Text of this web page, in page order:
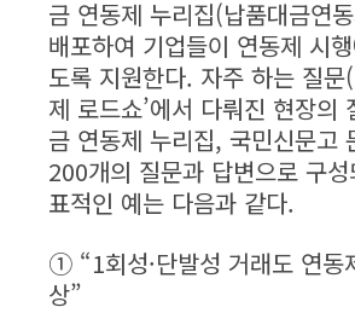
금 연동제 누리집(납품대금연
배포하여 기업들이 연동제 시
도록 지원한다. 자주 하는 질문
제 로드쇼’에서 다뤄진 현장의
금 연동제 누리집, 국민신문고
200개의 질문과 답변으로 구
표적인 예는 다음과 같다.
① “1회성·단발성 거래도 연동
상”